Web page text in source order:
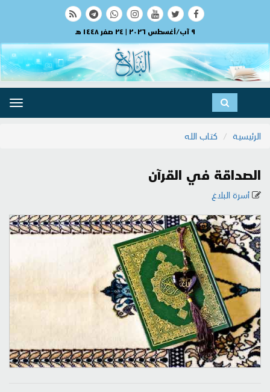
٩ آب/أغسطس ٢٠٢٦ | ٢٤ صفر ١٤٤٨ هـ
الرئيسية
كتاب الله
الصداقة في القرآن
أسرة البلاغ